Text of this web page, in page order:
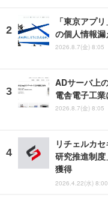
「東京アプ
の個人情報漏
2026.8.7(金) 8:05
ADサーバ上
電舎電子工
2026.8.7(金) 8:05
リチェルカ
研究推進制度
獲得
2026.4.22(水) 8:00